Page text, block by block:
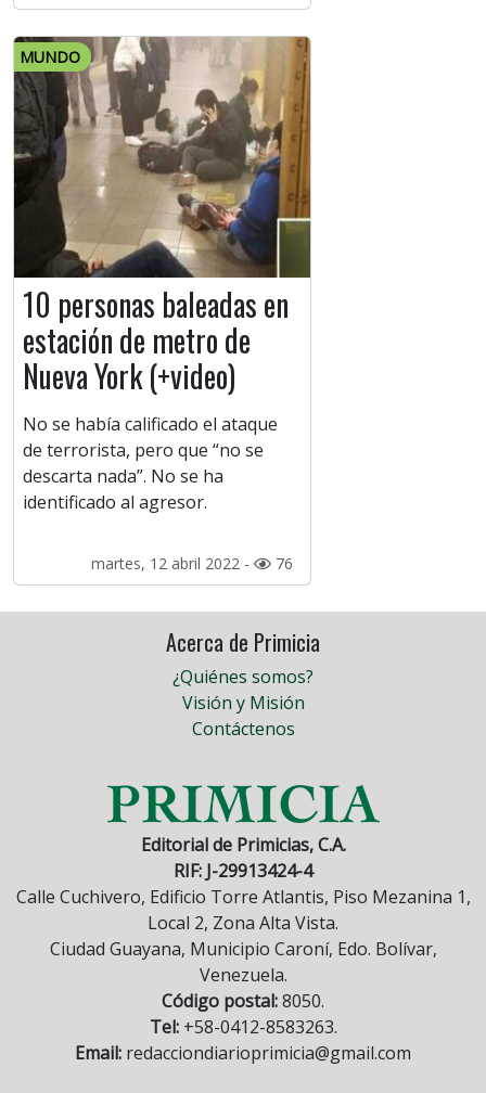
MUNDO
10 personas baleadas en
estación de metro de
Nueva York (+video)
No se había calificado el ataque
de terrorista, pero que “no se
descarta nada”. No se ha
identificado al agresor.
martes, 12 abril 2022 - 76
Acerca de Primicia
¿Quiénes somos?
Visión y Misión
Contáctenos
Editorial de Primicias, C.A.
RIF: J-29913424-4
Calle Cuchivero, Edificio Torre Atlantis, Piso Mezanina 1,
Local 2, Zona Alta Vista.
Ciudad Guayana, Municipio Caroní, Edo. Bolívar,
Venezuela.
Código postal:8050.
Tel:+58-0412-8583263.
Email: redacciondiarioprimicia@gmail.com